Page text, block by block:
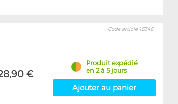
€
Code article 16346
Produit expédié
en 2 à 5 jours
Ajouter au panier